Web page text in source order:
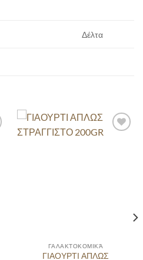
Δέλτα
ΓΑΛΑΚΤΟΚΟΜΙΚΆ
ΓΙΑΟΥΡΤΙ ΑΠΛΩΣ